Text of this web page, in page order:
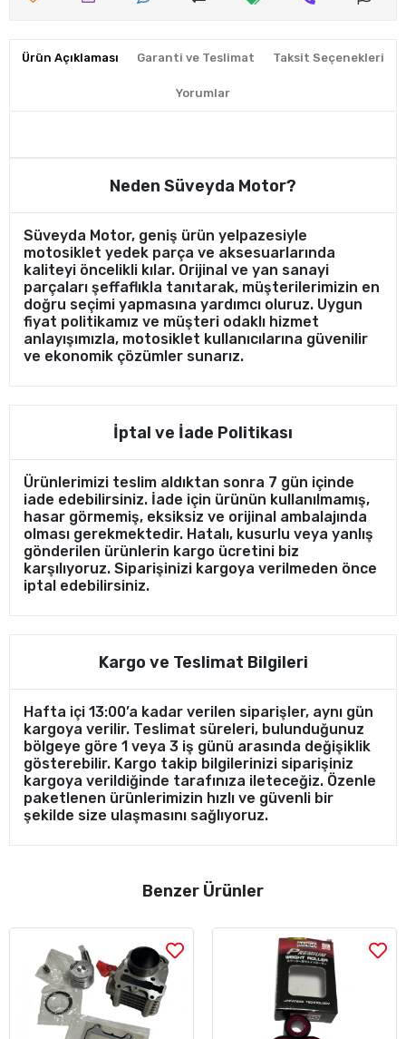
Ürün Açıklaması Garanti ve Teslimat Taksit Seçenekleri
Yorumlar
Neden Süveyda Motor?
Süveyda Motor, geniş ürün yelpazesiyle
motosiklet yedek parça ve aksesuarlarında
kaliteyi öncelikli kılar. Orijinal ve yan sanayi
parçaları şeffaflıkla tanıtarak, müşterilerimizin en
doğru seçimi yapmasına yardımcı oluruz. Uygun
fiyat politikamız ve müşteri odaklı hizmet
anlayışımızla, motosiklet kullanıcılarına güvenilir
ve ekonomik çözümler sunarız.
İptal ve İade Politikası
Ürünlerimizi teslim aldıktan sonra 7 gün içinde
iade edebilirsiniz. İade için ürünün kullanılmamış,
hasar görmemiş, eksiksiz ve orijinal ambalajında
olması gerekmektedir. Hatalı, kusurlu veya yanlış
gönderilen ürünlerin kargo ücretini biz
karşılıyoruz. Siparişinizi kargoya verilmeden önce
iptal edebilirsiniz.
Kargo ve Teslimat Bilgileri
Hafta içi 13:00’a kadar verilen siparişler, aynı gün
kargoya verilir. Teslimat süreleri, bulunduğunuz
bölgeye göre 1 veya 3 iş günü arasında değişiklik
gösterebilir. Kargo takip bilgilerinizi siparişiniz
kargoya verildiğinde tarafınıza ileteceğiz. Özenle
paketlenen ürünlerimizin hızlı ve güvenli bir
şekilde size ulaşmasını sağlıyoruz.
Benzer Ürünler